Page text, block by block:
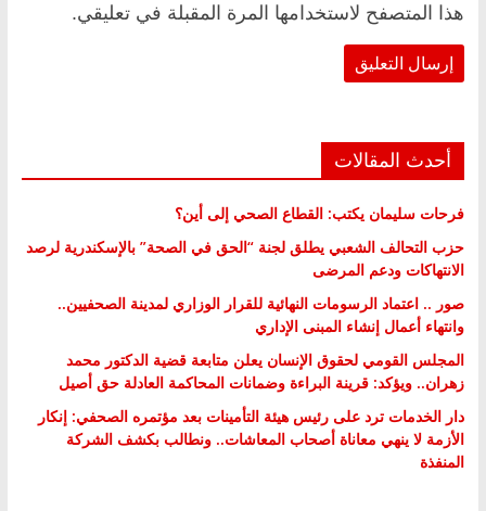
هذا المتصفح لاستخدامها المرة المقبلة في تعليقي.
أحدث المقالات
فرحات سليمان يكتب: القطاع الصحي إلى أين؟
حزب التحالف الشعبي يطلق لجنة “الحق في الصحة” بالإسكندرية لرصد
الانتهاكات ودعم المرضى
صور .. اعتماد الرسومات النهائية للقرار الوزاري لمدينة الصحفيين..
وانتهاء أعمال إنشاء المبنى الإداري
المجلس القومي لحقوق الإنسان يعلن متابعة قضية الدكتور محمد
زهران.. ويؤكد: قرينة البراءة وضمانات المحاكمة العادلة حق أصيل
دار الخدمات ترد على رئيس هيئة التأمينات بعد مؤتمره الصحفي: إنكار
الأزمة لا ينهي معاناة أصحاب المعاشات.. ونطالب بكشف الشركة
المنفذة